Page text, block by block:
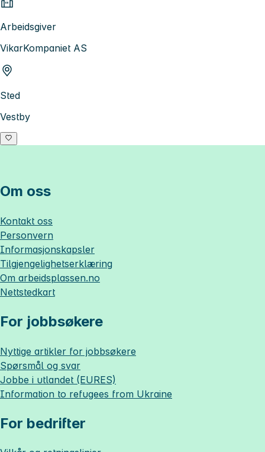
Arbeidsgiver
VikarKompaniet AS
Sted
Vestby
Om oss
Kontakt oss
Personvern
Informasjonskapsler
Tilgjengelighetserklæring
Om arbeidsplassen.no
Nettstedkart
For jobbsøkere
Nyttige artikler for jobbsøkere
Spørsmål og svar
Jobbe i utlandet (EURES)
Information to refugees from Ukraine
For bedrifter